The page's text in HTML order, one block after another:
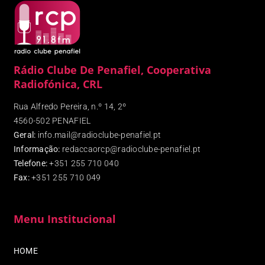
Rádio Clube De Penafiel, Cooperativa
Radiofónica, CRL
Rua Alfredo Pereira, n.º 14, 2º
4560-502 PENAFIEL
Geral: info.mail@radioclube-penafiel.pt
Informação: redaccaorcp@radioclube-penafiel.pt
Telefone: +351 255 710 040
Fax:+351 255 710 049
Menu Institucional
HOME